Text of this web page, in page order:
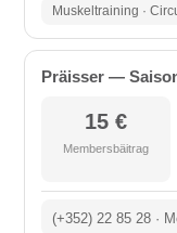
Muskeltraining ·
Präisser —
15 €
Membersbäitrag
(+352) 22 85 28 ·